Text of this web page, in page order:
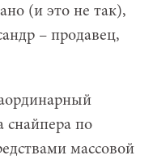
(и это не так),
– продавец,
снайпера по
массовой